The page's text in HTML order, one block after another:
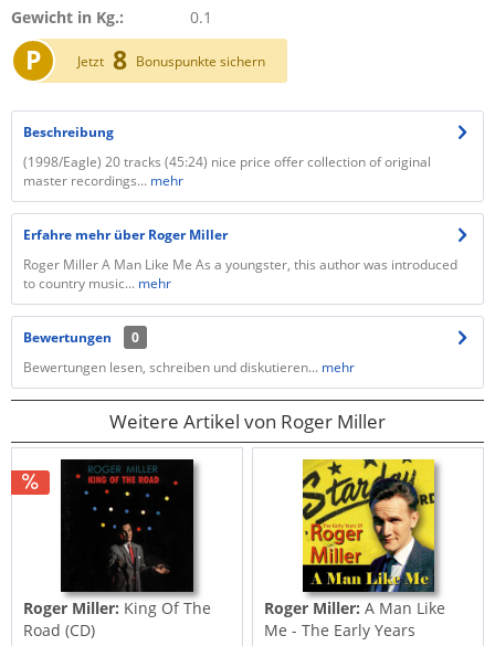
Gewicht in Kg.:
0.1
P Jetzt 8 Bonuspunkte sichern
Beschreibung
(1998/Eagle) 20 tracks (45:24) nice price offer collection of original
master recordings... mehr
Erfahre mehr über Roger Miller
Roger Miller A Man Like Me As a youngster, this author was introduced
to country music... mehr
Bewertungen
0
Bewertungen lesen, schreiben und diskutieren... mehr
Weitere Artikel von Roger Miller
Roger Miller: King Of The
Road (CD)
Roger Miller:A Man Like
Me - The Early Years